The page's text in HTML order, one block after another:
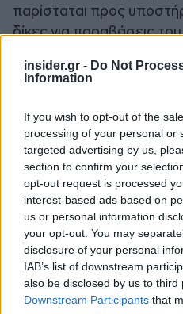
insider.gr - Do Not
Information
If you wish to opt-out of the
processing of your personal or
targeted advertising by us,
section to confirm your
opt-out request is processed
interest-based ads based on
us or personal information
your opt-out. You may
disclosure of your personal
IAB’s list of downstream
also be disclosed by us to third
Downstream Participants that
παρίσταται προς
δίκες για παραβάσεις
δραστηριότητες οι
παιγνίων και των
του.
4.Θεσπίζεταιαυστηρή
διαφήμιση και
από 5.000 έως 50.000
κύρωση επιβάλλεται σε
πρόσωπο που, με
διαφημίζει, προβάλλει ή
αδειοδοτημένα τυχερά